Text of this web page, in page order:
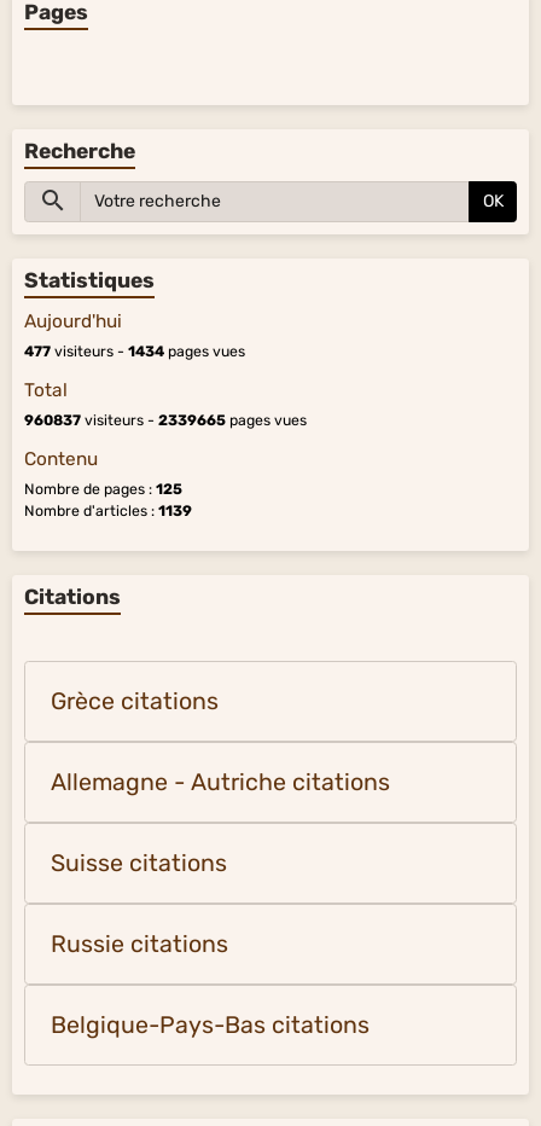
Pages
Recherche
OK
Statistiques
Aujourd'hui
477 visiteurs - 1434 pages vues
Total
960837 visiteurs - 2339665 pages vues
Contenu
Nombre de pages : 125
Nombre d'articles : 1139
Citations
Grèce citations
Allemagne - Autriche citations
Suisse citations
Russie citations
Belgique-Pays-Bas citations